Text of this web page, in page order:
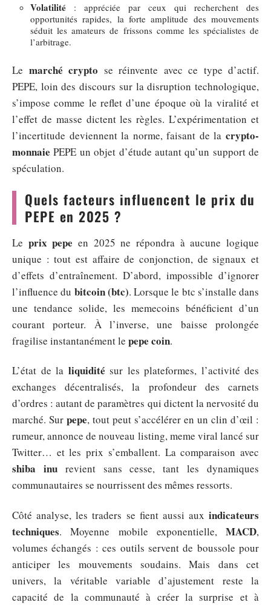
Volatilité : appréciée par ceux qui recherchent des
opportunités rapides, la forte amplitude des mouvements
séduit les amateurs de frissons comme les spécialistes de
l’arbitrage.
Le marché crypto se réinvente avec ce type d’actif.
PEPE, loin des discours sur la disruption technologique,
s’impose comme le reflet d’une époque où la viralité et
l’effet de masse dictent les règles. L’expérimentation et
l’incertitude deviennent la norme, faisant de la crypto-
monnaie PEPE un objet d’étude autant qu’un support de
spéculation.
Quels facteurs influencent le prix du
PEPE en 2025 ?
Le prix pepe en 2025 ne répondra à aucune logique
unique : tout est affaire de conjonction, de signaux et
d’effets d’entraînement. D’abord, impossible d’ignorer
l’influence du bitcoin (btc). Lorsque le btc s’installe dans
une tendance solide, les memecoins bénéficient d’un
courant porteur. À l’inverse, une baisse prolongée
fragilise instantanément le pepe coin.
L’état de la liquidité sur les plateformes, l’activité des
exchanges décentralisés, la profondeur des carnets
d’ordres : autant de paramètres qui dictent la nervosité du
marché. Sur pepe, tout peut s’accélérer en un clin d’œil :
rumeur, annonce de nouveau listing, meme viral lancé sur
Twitter… et les prix s’emballent. La comparaison avec
shiba inurevient sans cesse, tant les dynamiques
communautaires se nourrissent des mêmes ressorts.
Côté analyse, les traders se fient aussi aux indicateurs
techniques. Moyenne mobile exponentielle, MACD,
volumes échangés : ces outils servent de boussole pour
anticiper les mouvements soudains. Mais dans cet
univers, la véritable variable d’ajustement reste la
capacité de la communauté à créer la surprise et à